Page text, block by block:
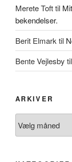
Merete Tofttil
bekendelser.
Berit Elmark til
Bente Vejlesby til
ARKIVER